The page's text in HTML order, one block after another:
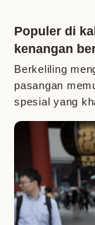
Populer di
kenangan
Berkeliling
pasangan
spesial yang